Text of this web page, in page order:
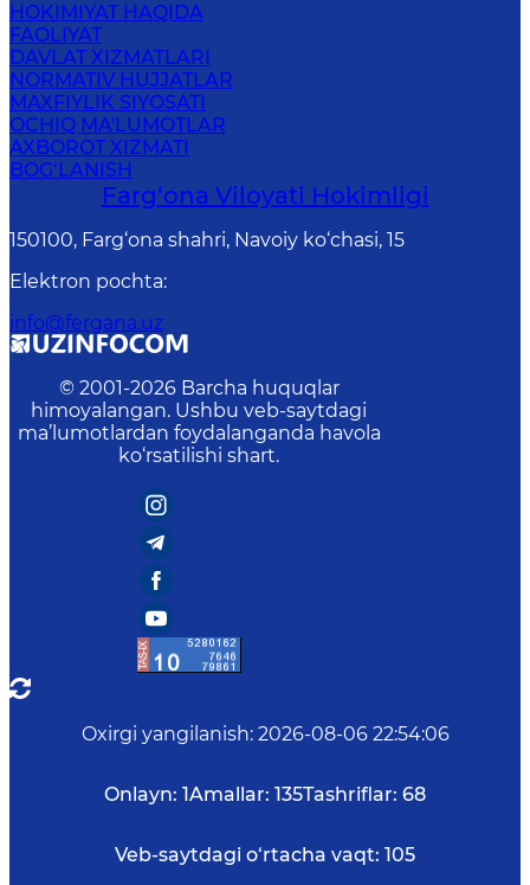
HOKIMIYAT HAQIDA
FAOLIYAT
DAVLAT XIZMATLARI
NORMATIV HUJJATLAR
MAXFIYLIK SIYOSATI
OCHIQ MA'LUMOTLAR
AXBOROT XIZMATI
BOG‘LANISH
Farg‘оnа Vilоyati Hоkimligi
150100, Fаrg‘оnа shаhri, Nаvоiy ko‘chаsi, 15
Elektron pochta:
info@fergana.uz
© 2001-2026 Barcha huquqlar
himoyalangan. Ushbu veb-saytdagi
ma’lumotlardan foydalanganda havola
ko‘rsatilishi shart.
Oxirgi yangilanish: 2026-08-06 22:54:06
Onlayn: 1Amallar: 135Tashriflar: 68
Veb-saytdagi o‘rtacha vaqt: 105